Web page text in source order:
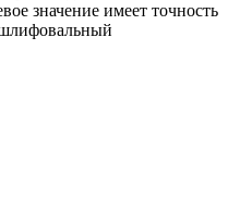
значение имеет точность